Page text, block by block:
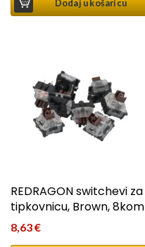
Dodaj u košaricu
REDRAGON switchevi za
tipkovnicu, Brown, 8kom
8,63€